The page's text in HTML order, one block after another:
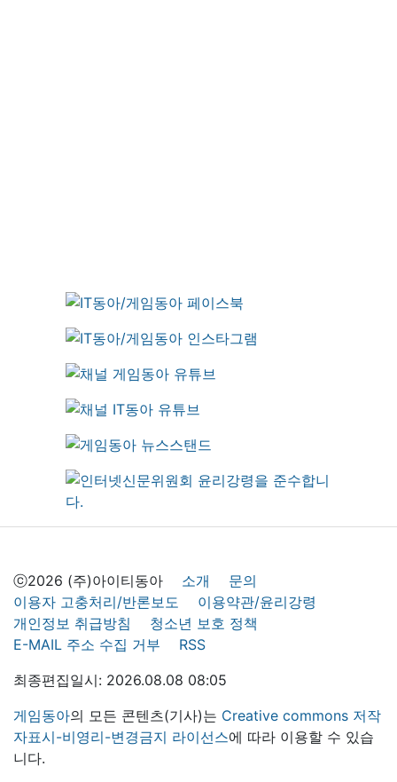
ⓒ2026 (주)아이티동아 소개
문의
이용자 고충처리/반론보도
이용약관/윤리강령
개인정보 취급방침
청소년 보호 정책
E-MAIL 주소 수집 거부
RSS
최종편집일시: 2026.08.08 08:05
게임동아의 모든 콘텐츠(기사)는 Creative commons 저작
자표시-비영리-변경금지 라이선스에 따라 이용할 수 있습
니다.